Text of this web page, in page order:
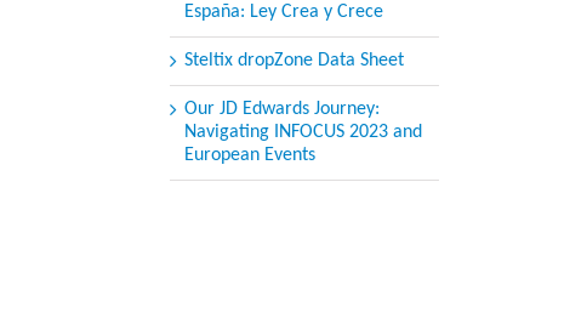
España: Ley Crea y Crece
Steltix dropZone Data Sheet
Our JD Edwards Journey:
Navigating INFOCUS 2023 and
European Events